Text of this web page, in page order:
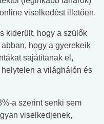
viselkedést illetően.
kiderült, hogy a szülők
hogy a gyerekeik
sajátítanak el,
a világhálón és
a szerint senki sem
viselkedjenek,